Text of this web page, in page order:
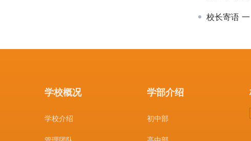
校长寄语 一
学校概况
学校介绍
学部介绍
初中部